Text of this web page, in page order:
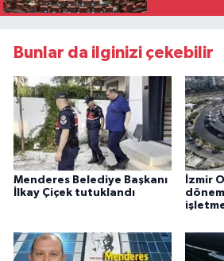
Bunlar da ilginizi çekebilir
Menderes Belediye Başkanı
İlkay Çiçek tutuklandı
İzmir